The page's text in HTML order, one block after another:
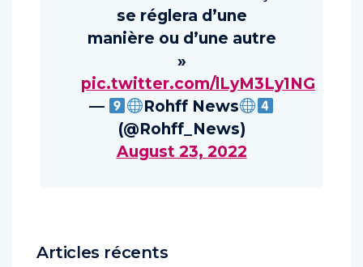
se réglera d’une
manière ou d’une autre
»
pic.twitter.com/lLyM3Ly1NG
—
Rohff News
(@Rohff_News)
August 23, 2022
Articles récents